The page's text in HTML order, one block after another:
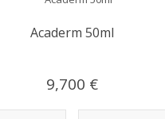
Acaderm 50ml
9,700 €